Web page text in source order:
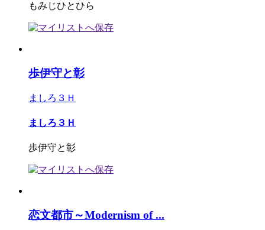
もみじひとひら
歩伊守と彰
ましろ３Ｈ
ましろ３Ｈ
歩伊守と彰
恋文都市～Modernism of ...